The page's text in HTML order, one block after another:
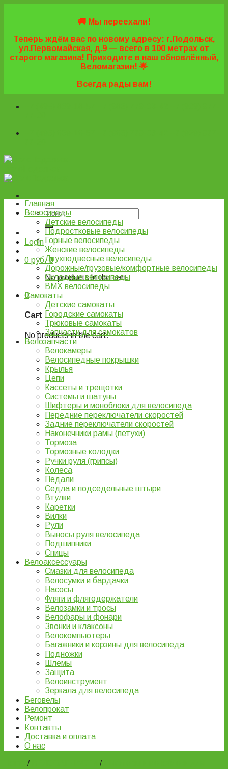
🚚 Мы переехали!
Теперь ждём вас по новому адресу: г.Подольск,
ул.Первомайская, д.9 — всего в 100 метрах от
старого магазина! Приходите в наш обновлённый,
Веломагазин! 🌟
Всегда рады вам!
Login
0 руб. 0
No products in the cart.
0
Cart
No products in the cart.
Главная
Велосипеды
Детские велосипеды
Подростковые велосипеды
Горные велосипеды
Женские велосипеды
Двухподвесные велосипеды
Дорожные/грузовые/комфортные велосипеды
Складные велосипеды
BMX велосипеды
Самокаты
Детские самокаты
Городские самокаты
Трюковые самокаты
Запчасти для самокатов
Велозапчасти
Велокамеры
Велосипедные покрышки
Крылья
Цепи
Кассеты и трещотки
Системы и шатуны
Шифтеры и моноблоки для велосипеда
Передние переключатели скоростей
Задние переключатели скоростей
Наконечники рамы (петухи)
Тормоза
Тормозные колодки
Ручки руля (грипсы)
Колеса
Педали
Седла и подседельные штыри
Втулки
Каретки
Вилки
Рули
Выносы руля велосипеда
Подшипники
Спицы
Велоаксессуары
Смазки для велосипеда
Велосумки и бардачки
Насосы
Фляги и флягодержатели
Велозамки и тросы
Велофары и фонари
Звонки и клаксоны
Велокомпьютеры
Багажники и корзины для велосипеда
Подножки
Шлемы
Защита
Велоинструмент
Зеркала для велосипеда
Беговелы
Велопрокат
Ремонт
Контакты
Доставка и оплата
О нас
/ /